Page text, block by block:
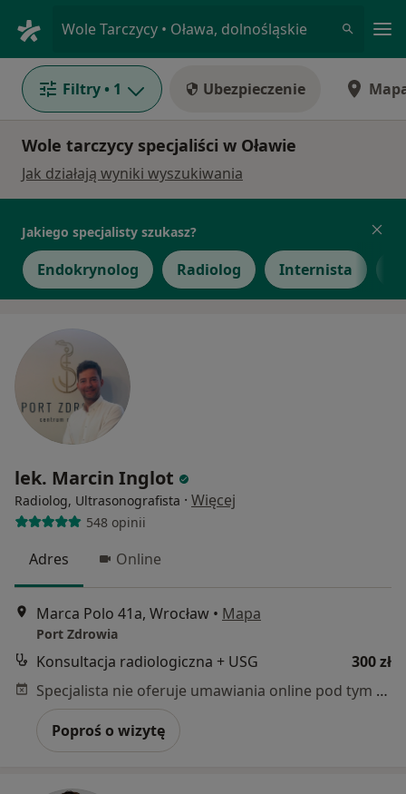
Wole Tarczycy • Oława, dolnośląskie
Filtry • 1 Ubezpieczenie
Wole tarczycy specjaliści w Oławie
Jak działają wyniki wyszukiwania
Jakiego specjalisty szukasz?
Endokrynolog Radiolog Internista
lek. Marcin Inglot
Radiolog, Ultrasonografista · Więcej
548 opinii
Adres Online
Marca Polo 41a, Wrocław • Mapa
Port Zdrowia
Konsultacja radiologiczna + USG
300 zł
Specjalista nie oferuje umawiania online pod tym adresem.
Poproś o wizytę